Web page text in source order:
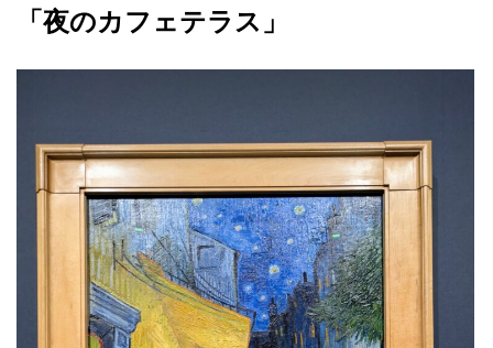
「夜のカフェテラス」